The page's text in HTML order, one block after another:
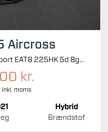
Aircross
1,6 Plugin-hybrid Shine Sport EAT8 225HK 5d 8g Aut.
kr.
inkl. moms
Hybrid
Brændstof